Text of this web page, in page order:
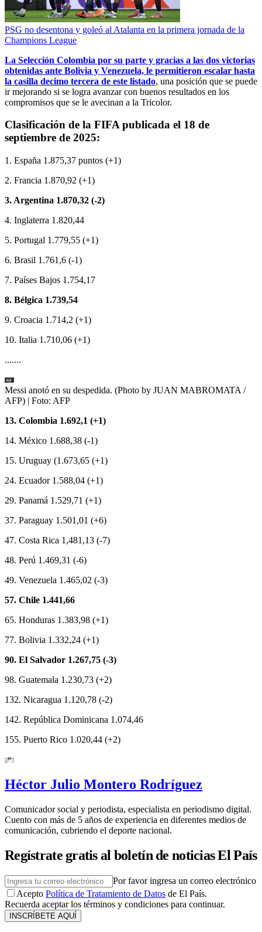
PSG no desentona y goleó al Atalanta en la primera jornada de la
Champions League
La Selección Colombia por su parte y gracias a las dos victorias
obtenidas ante Bolivia y Venezuela, le permitieron escalar hasta
la casilla decimo tercera de este listado, una posición que se puede
ir mejorando si se logra avanzar con buenos resultados en los
compromisos que se le avecinan a la Tricolor.
Clasificación de la FIFA publicada el 18 de
septiembre de 2025:
1. España 1.875,37 puntos (+1)
2. Francia 1.870,92 (+1)
3. Argentina 1.870,32 (-2)
4. Inglaterra 1.820,44
5. Portugal 1.779,55 (+1)
6. Brasil 1.761,6 (-1)
7. Países Bajos 1.754,17
8. Bélgica 1.739,54
9. Croacia 1.714,2 (+1)
10. Italia 1.710,06 (+1)
.......
Messi anotó en su despedida. (Photo by JUAN MABROMATA /
AFP) | Foto: AFP
13. Colombia 1.692,1 (+1)
14. México 1.688,38 (-1)
15. Uruguay (1.673,65 (+1)
24. Ecuador 1.588,04 (+1)
29. Panamá 1.529,71 (+1)
37. Paraguay 1.501,01 (+6)
47. Costa Rica 1,481,13 (-7)
48. Perú 1.469,31 (-6)
49. Venezuela 1.465,02 (-3)
57. Chile 1.441,66
65. Honduras 1.383,98 (+1)
77. Bolivia 1.332,24 (+1)
90. El Salvador 1.267,75 (-3)
98. Guatemala 1.230,73 (+2)
132. Nicaragua 1.120,78 (-2)
142. República Dominicana 1.074,46
155. Puerto Rico 1.020,44 (+2)
Héctor Julio Montero Rodríguez
Comunicador social y periodista, especialista en periodismo digital.
Cuento con más de 5 años de experiencia en diferentes medios de
comunicación, cubriendo el deporte nacional.
Regístrate gratis al boletín de noticias El País
Por favor ingresa un correo electrónico
Acepto Política de Tratamiento de Datos de El País.
Recuerda aceptar los términos y condiciones para continuar.
INSCRÍBETE AQUÍ